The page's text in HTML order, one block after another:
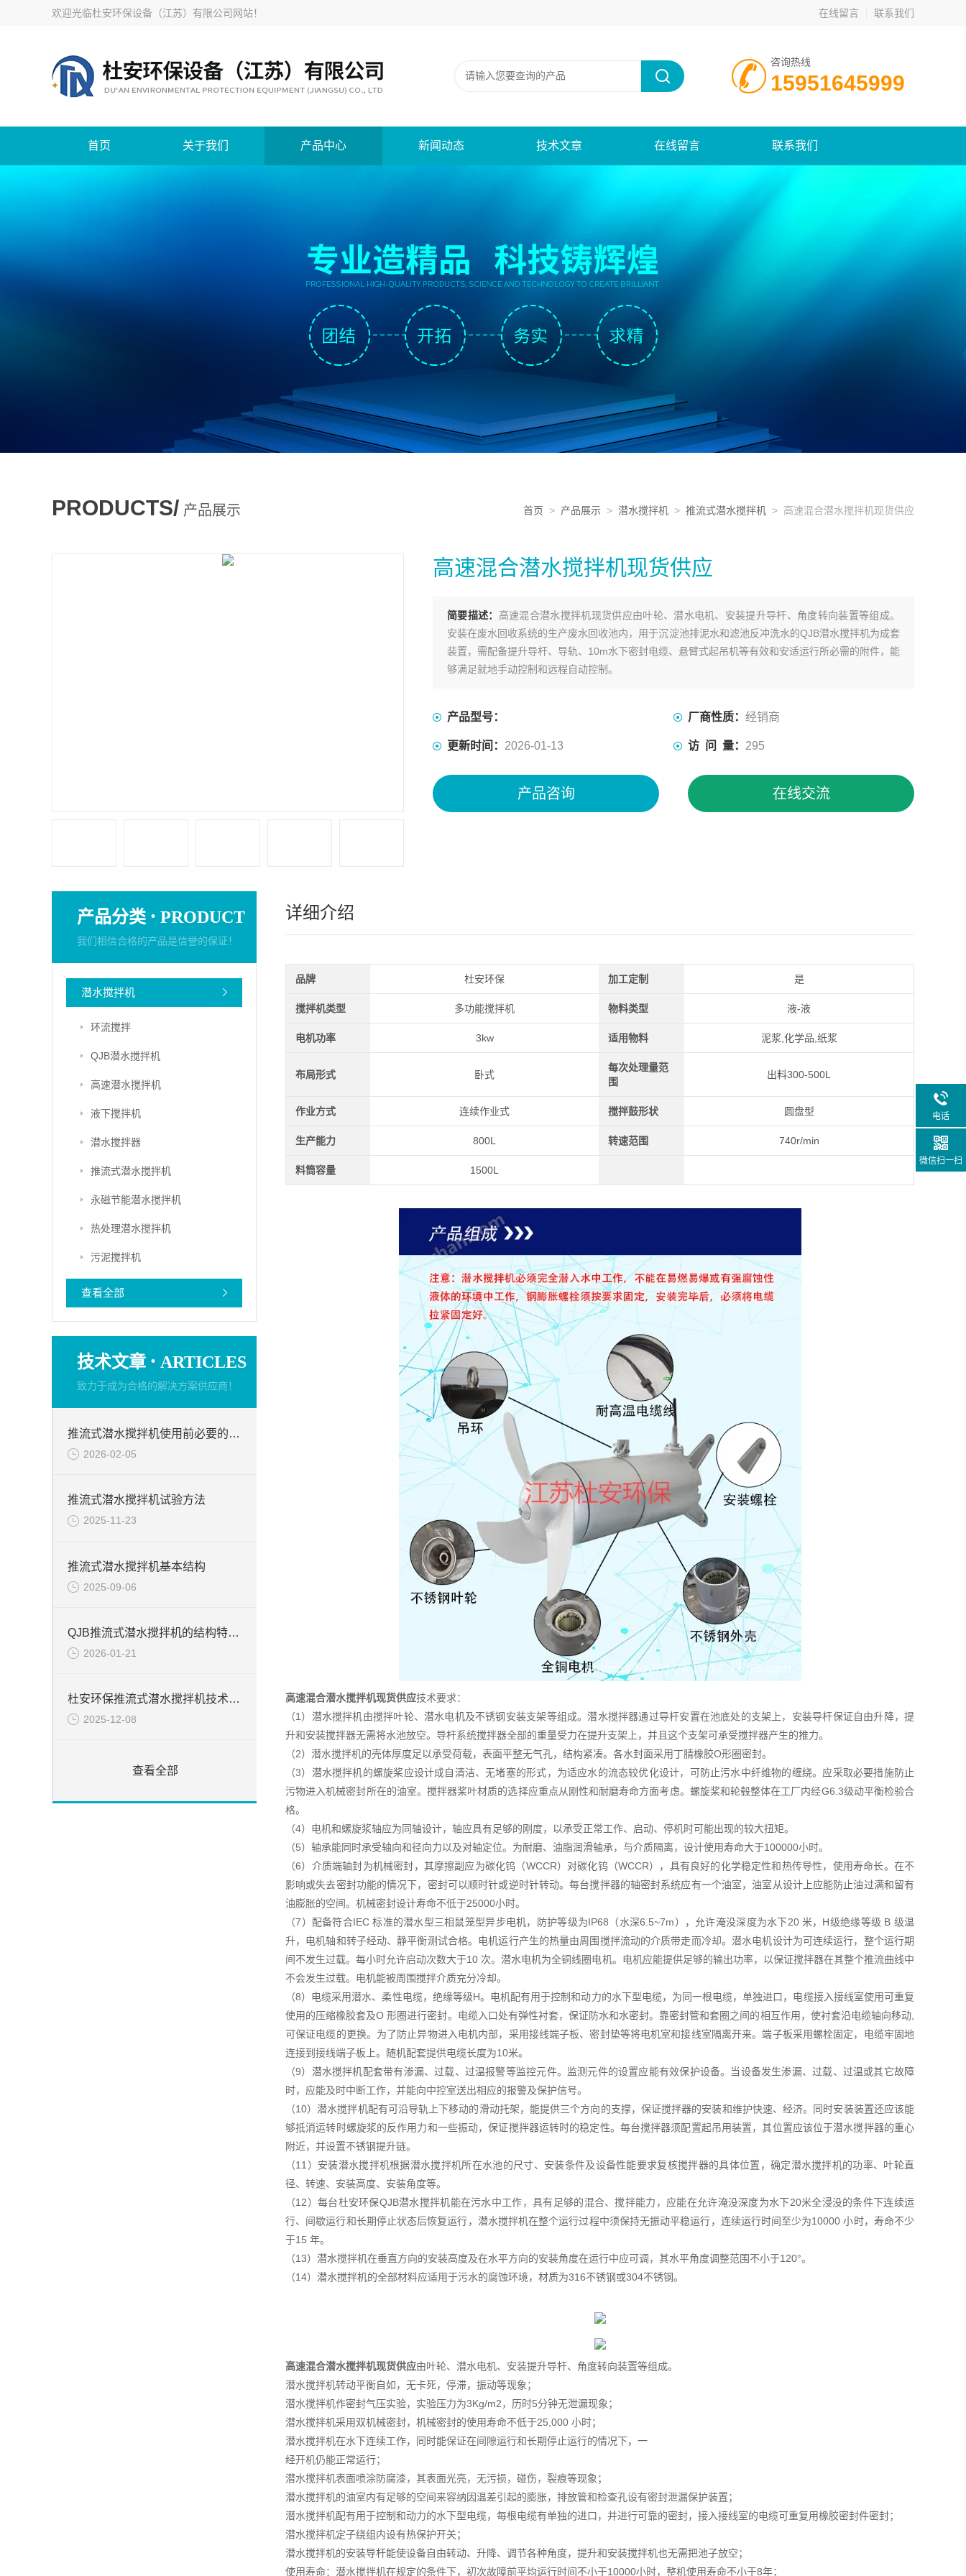
欢迎光临杜安环保设备（江苏）有限公司网站！ 在线留言 联系我们
咨询热线
15951645999
首页 关于我们 产品中心 新闻动态 技术文章 在线留言 联系我们
PRODUCTS/ 产品展示 首页 > 产品展示 > 潜水搅拌机 > 推流式潜水搅拌机 > 高速混合潜水搅拌机现货供应
高速混合潜水搅拌机现货供应
简要描述： 高速混合潜水搅拌机现货供应由叶轮、潜水电机、安装提升导杆、角度转向装置等组成。
安装在废水回收系统的生产废水回收池内，用于沉淀池排泥水和滤池反冲洗水的QJB潜水搅拌机为成套
装置，需配备提升导杆、导轨、10m水下密封电缆、悬臂式起吊机等有效和安适运行所必需的附件，能
够满足就地手动控制和远程自动控制。
产品型号： 厂商性质： 经销商
更新时间： 2026-01-13 访 问 量： 295
产品咨询 在线交流
产品分类 · PRODUCT
我们相信合格的产品是信誉的保证！
潜水搅拌机
环流搅拌
QJB潜水搅拌机
高速潜水搅拌机
液下搅拌机
潜水搅拌器
推流式潜水搅拌机
永磁节能潜水搅拌机
热处理潜水搅拌机
污泥搅拌机
查看全部
技术文章 · ARTICLES
致力于成为合格的解决方案供应商！
推流式潜水搅拌机使用前必要的检查项目
2026-02-05
推流式潜水搅拌机试验方法
2025-11-23
推流式潜水搅拌机基本结构
2025-09-06
QJB推流式潜水搅拌机的结构特点以及优势
2026-01-21
杜安环保推流式潜水搅拌机技术要求
2025-12-08
查看全部
详细介绍
品牌 杜安环保 加工定制 是
搅拌机类型 多功能搅拌机 物料类型 液-液
电机功率 3kw 适用物料 泥浆,化学品,纸浆
布局形式 卧式
每次处理量范
围
出料300-500L
作业方式 连续作业式 搅拌鼓形状 圆盘型
生产能力 800L 转速范围 740r/min
料筒容量 1500L
高速混合潜水搅拌机现货供应技术要求：
（1）潜水搅拌机由搅拌叶轮、潜水电机及不锈钢安装支架等组成。潜水搅拌器通过导杆安置在池底处的支架上，安装导杆保证自由升降，提
升和安装搅拌器无需将水池放空。导杆系统搅拌器全部的重量受力在提升支架上，并且这个支架可承受搅拌器产生的推力。
（2）潜水搅拌机的壳体厚度足以承受荷载，表面平整无气孔，结构紧凑。各水封面采用丁腈橡胶O形圈密封。
（3）潜水搅拌机的螺旋桨应设计成自清洁、无堵塞的形式，为适应水的流态较优化设计，可防止污水中纤维物的缠绕。应采取必要措施防止
污物进入机械密封所在的油室。搅拌器桨叶材质的选择应重点从刚性和耐磨寿命方面考虑。螺旋桨和轮毂整体在工厂内经G6.3级动平衡检验合
格。
（4）电机和螺旋浆轴应为同轴设计，轴应具有足够的刚度，以承受正常工作、启动、停机时可能出现的较大扭矩。
（5）轴承能同时承受轴向和径向力以及对轴定位。为耐磨、油脂润滑轴承，与介质隔离，设计使用寿命大于100000小时。
（6）介质端轴封为机械密封，其摩擦副应为碳化钨（WCCR）对碳化钨（WCCR），具有良好的化学稳定性和热传导性，使用寿命长。在不
影响或失去密封功能的情况下，密封可以顺时针或逆时针转动。每台搅拌器的轴密封系统应有一个油室，油室从设计上应能防止油过满和留有
油膨胀的空间。机械密封设计寿命不低于25000小时。
（7）配备符合IEC 标准的潜水型三相鼠笼型异步电机，防护等级为IP68（水深6.5~7m），允许淹没深度为水下20 米，H级绝缘等级 B 级温
升，电机轴和转子经动、静平衡测试合格。电机运行产生的热量由周围搅拌流动的介质带走而冷却。潜水电机设计为可连续运行，整个运行期
间不发生过载。每小时允许启动次数大于10 次。潜水电机为全铜线圈电机。电机应能提供足够的输出功率，以保证搅拌器在其整个推流曲线中
不会发生过载。电机能被周围搅拌介质充分冷却。
（8）电缆采用潜水、柔性电缆，绝缘等级H。电机配有用于控制和动力的水下型电缆，为同一根电缆，单独进口，电缆接入接线室使用可重复
使用的压缩橡胶套及O 形圈进行密封。电缆入口处有弹性衬套，保证防水和水密封。靠密封管和套圈之间的相互作用，使衬套沿电缆轴向移动,
可保证电缆的更换。为了防止异物进入电机内部，采用接线端子板、密封垫等将电机室和接线室隔离开来。端子板采用螺栓固定，电缆牢固地
连接到接线端子板上。随机配套提供电缆长度为10米。
（9）潜水搅拌机配套带有渗漏、过载、过温报警等监控元件。监测元件的设置应能有效保护设备。当设备发生渗漏、过载、过温或其它故障
时，应能及时中断工作，并能向中控室送出相应的报警及保护信号。
（10）潜水搅拌机配有可沿导轨上下移动的滑动托架，能提供三个方向的支撑，保证搅拌器的安装和维护快速、经济。同时安装装置还应该能
够抵消运转时螺旋浆的反作用力和一些振动，保证搅拌器运转时的稳定性。每台搅拌器须配置起吊用装置，其位置应该位于潜水搅拌器的重心
附近，并设置不锈钢提升链。
（11）安装潜水搅拌机根据潜水搅拌机所在水池的尺寸、安装条件及设备性能要求复核搅拌器的具体位置，确定潜水搅拌机的功率、叶轮直
径、转速、安装高度、安装角度等。
（12）每台杜安环保QJB潜水搅拌机能在污水中工作，具有足够的混合、搅拌能力，应能在允许淹没深度为水下20米全浸没的条件下连续运
行、间歇运行和长期停止状态后恢复运行，潜水搅拌机在整个运行过程中须保持无振动平稳运行，连续运行时间至少为10000 小时，寿命不少
于15 年。
（13）潜水搅拌机在垂直方向的安装高度及在水平方向的安装角度在运行中应可调，其水平角度调整范围不小于120°。
（14）潜水搅拌机的全部材料应适用于污水的腐蚀环境，材质为316不锈钢或304不锈钢。
高速混合潜水搅拌机现货供应由叶轮、潜水电机、安装提升导杆、角度转向装置等组成。
潜水搅拌机转动平衡自如，无卡死，停滞，振动等现象；
潜水搅拌机作密封气压实验，实验压力为3Kg/m2，历时5分钟无泄漏现象；
潜水搅拌机采用双机械密封，机械密封的使用寿命不低于25,000 小时；
潜水搅拌机在水下连续工作，同时能保证在间隙运行和长期停止运行的情况下，一
经开机仍能正常运行；
潜水搅拌机表面喷涂防腐漆，其表面光亮，无污损，碰伤，裂痕等现象；
潜水搅拌机的油室内有足够的空间来容纳因温差引起的膨胀，排放管和检查孔设有密封泄漏保护装置；
潜水搅拌机配有用于控制和动力的水下型电缆，每根电缆有单独的进口，并进行可靠的密封，接入接线室的电缆可重复用橡胶密封件密封；
潜水搅拌机定子绕组内设有热保护开关；
潜水搅拌机的安装导杆能使设备自由转动、升降、调节各种角度，提升和安装搅拌机也无需把池子放空；
使用寿命：潜水搅拌机在规定的条件下，初次故障前平均运行时间不小于10000小时，整机使用寿命不小于8年；
电话
微信扫一扫